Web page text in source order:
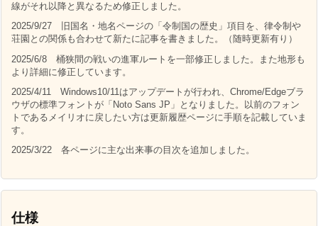
線がそれ以降と異なるため修正しました。
2025/9/27 旧国名・地名ページの「令制国の歴史」項目を、律令制や
荘園との関係も合わせて新たに記事を書きました。（随時更新有り）
2025/6/8 桶狭間の戦いの進軍ルートを一部修正しました。また地形も
より詳細に修正しています。
2025/4/11 Windows10/11はアップデートが行われ、Chrome/Edgeブラ
ウザの標準フォントが「Noto Sans JP」となりました。以前のフォン
トであるメイリオに戻したい方は更新履歴ページに手順を記載していま
す。
2025/3/22 各ページに主な出来事の目次を追加しました。
仕様